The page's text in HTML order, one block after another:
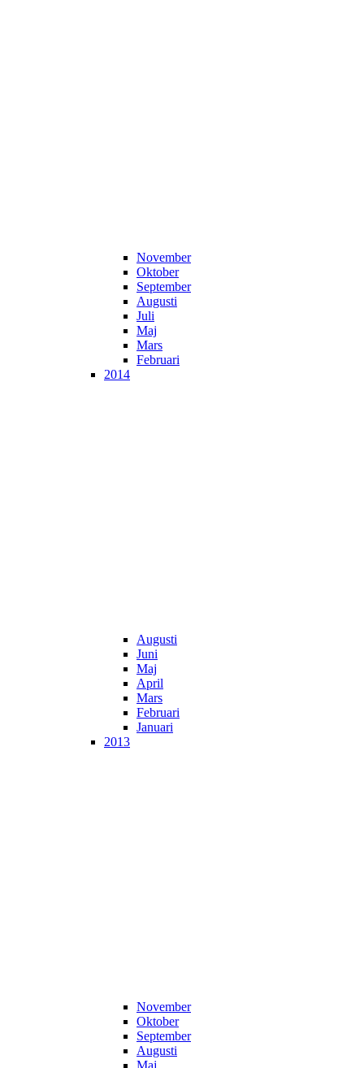
November
Oktober
September
Augusti
Juli
Maj
Mars
Februari
2014
Augusti
Juni
Maj
April
Mars
Februari
Januari
2013
November
Oktober
September
Augusti
Maj